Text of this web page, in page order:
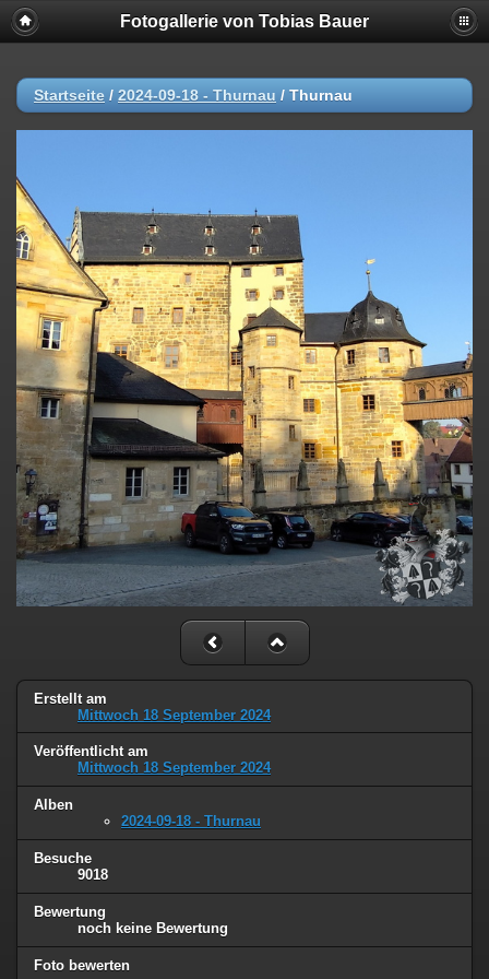
Fotogallerie von Tobias Bauer
Startseite / 2024-09-18 - Thurnau / Thurnau
Erstellt am
Mittwoch 18 September 2024
Veröffentlicht am
Mittwoch 18 September 2024
Alben
2024-09-18 - Thurnau
Besuche
9018
Bewertung
noch keine Bewertung
Foto bewerten